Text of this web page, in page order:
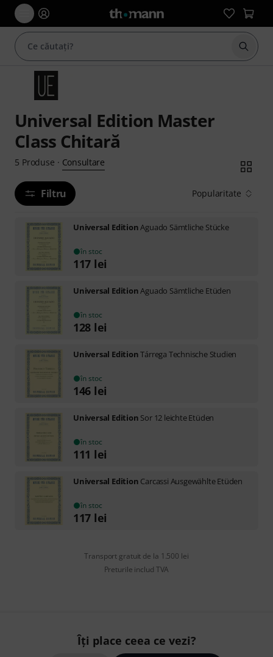
Universal Edition Master
Class Chitară
5 Produse · Consultare
Filtru Popularitate
Universal EditionAguado Sämtliche Stücke
în stoc
117 lei
Universal EditionAguado Sämtliche Etüden
în stoc
128 lei
Universal EditionTárrega Technische Studien
în stoc
146 lei
Universal Edition Sor 12 leichte Etüden
în stoc
111 lei
Universal Edition Carcassi Ausgewählte Etüden
în stoc
117 lei
Transport gratuit de la 1.500 lei
Preturile includ TVA
Îți place ceea ce vezi?